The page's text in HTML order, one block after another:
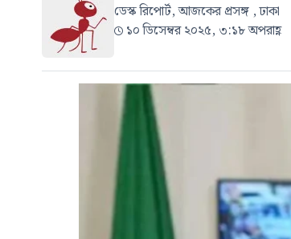
ডেস্ক রিপোর্ট, আজকের প্রসঙ্গ , ঢাকা
১০ ডিসেম্বর ২০২৫, ৩:১৮ অপরাহ্ণ